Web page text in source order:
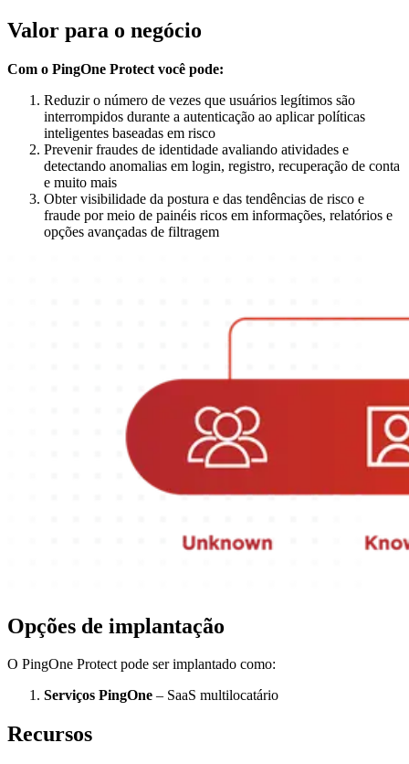
Valor para o negócio
Com o PingOne Protect você pode:
Reduzir o número de vezes que usuários legítimos são
interrompidos durante a autenticação ao aplicar políticas
inteligentes baseadas em risco
Prevenir fraudes de identidade avaliando atividades e
detectando anomalias em login, registro, recuperação de conta
e muito mais
Obter visibilidade da postura e das tendências de risco e
fraude por meio de painéis ricos em informações, relatórios e
opções avançadas de filtragem
Opções de implantação
O PingOne Protect pode ser implantado como:
Serviços PingOne – SaaS multilocatário
Recursos